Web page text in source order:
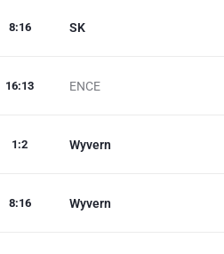
SK
8:16
ENCE
16:13
Wyvern
1 :2
Wyvern
8:16